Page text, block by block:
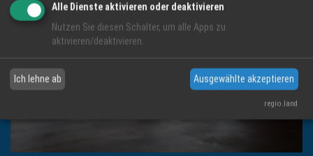
Alle Dienste aktivieren oder deaktivieren
Nutzen Sie diesen Schalter, um alle Apps zu
aktivieren/deaktivieren.
Ich lehne ab Ausgewählte akzeptieren
regio.land